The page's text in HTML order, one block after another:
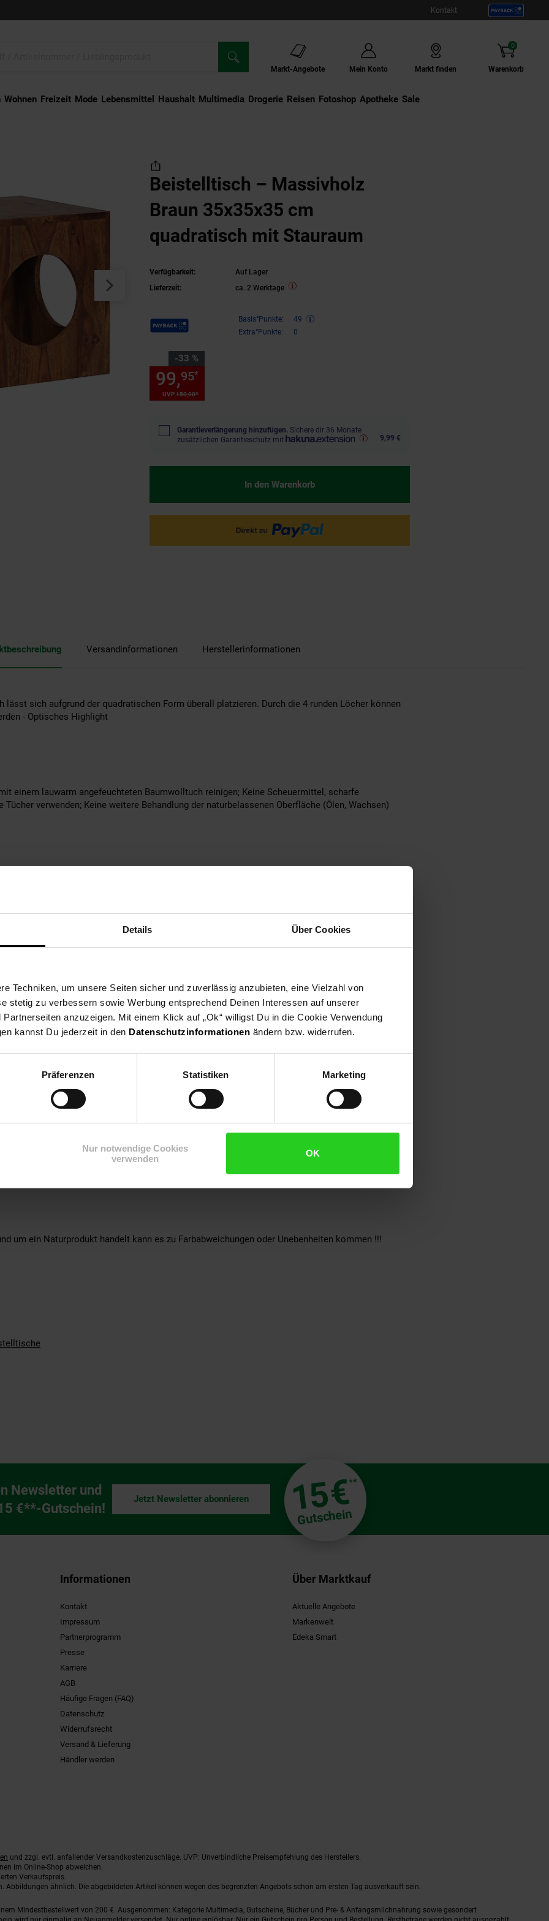
Details Über Cookies
Techniken, um unsere Seiten sicher und zuverlässig anzubieten, eine Vielzahl von
stetig zu verbessern sowie Werbung entsprechend Deinen Interessen auf unserer
anzuzeigen. Mit einem Klick auf „Ok“ willigst Du in die Cookie Verwendung
kannst Du jederzeit in den Datenschutzinformationen ändern bzw. widerrufen.
Präferenzen Statistiken Marketing
Nur notwendige Cookies
verwenden
OK
Kontakt
Markt-Angebote Mein Konto Markt finden Warenkorb
0
Artikel
Wohnen Freizeit Mode Lebensmittel Haushalt Multimedia Drogerie Externer Link:
Reisen Externer Link:
Fotoshop Externer Link:
Apotheke Sale
Beistelltisch – Massivholz
Braun 35x35x35 cm
quadratisch mit Stauraum
Verfügbarkeit:
Auf Lager
Lieferzeit:
ca. 2 Werktage
Payback Punkte Basis°Punkte:
49
Extra°Punkte:
0
-33 %
Sie Sparen 33 Prozent,
UVP150,00*
99,95*
Garantieverlängerung hinzufügen. Sichere dir 36 Monate
zusätzlichen Garantieschutz mit
9,99 €
In den Warenkorb
Versandinformationen Herstellerinformationen
lässt sich aufgrund der quadratischen Form überall platzieren. Durch die 4 runden Löcher können
- Optisches Highlight
einem lauwarm angefeuchteten Baumwolltuch reinigen; Keine Scheuermittel, scharfe
verwenden; Keine weitere Behandlung der naturbelassenen Oberfläche (Ölen, Wachsen)
des Tisches
um ein Naturprodukt handelt kann es zu Farbabweichungen oder Unebenheiten kommen !!!
Newsletter und
€**-Gutschein!
15€**
Gutschein
Jetzt Newsletter abonnieren
Informationen
Kontakt
Impressum
Partnerprogramm
Presse
Karriere
AGB
Häufige Fragen (FAQ)
Datenschutz
Widerrufsrecht
Versand & Lieferung
Händler werden
Über Marktkauf
Aktuelle Angebote
Markenwelt
Edeka Smart
und zzgl. evtl. anfallender Versandkostenzuschläge. UVP: Unverbindliche Preisempfehlung des Herstellers.
im Online-Shop abweichen.
Verkaufspreis.
ähnlich. Die abgebildeten Artikel können wegen des begrenzten Angebots schon am ersten Tag ausverkauft sein.
Mindestbestellwert von 200 €. Ausgenommen: Kategorie Multimedia, Gutscheine, Bücher und Pre- & Anfangsmilchnahrung sowie gesondert